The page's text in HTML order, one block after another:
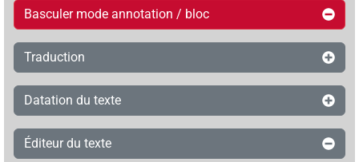
Basculer mode annotation / bloc
Traduction
Datation du texte
Éditeur du texte